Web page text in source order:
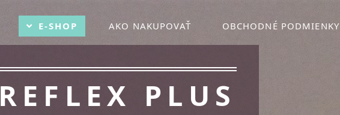
E-SHOP AKO NAKUPOVAŤ OBCHODNÉ PODMIENKY
REFLEX PLUS